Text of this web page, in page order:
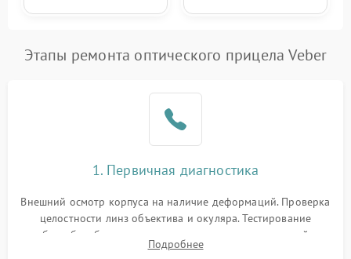
Этапы ремонта оптического прицела Veber
1. Первичная диагностика
Внешний осмотр корпуса на наличие деформаций. Проверка
целостности линз объектива и окуляра. Тестирование
работы барабанчиков ввода поправок, кольца отстройки
параллакса и зума. Выявление сколов, внутренних
Подробнее